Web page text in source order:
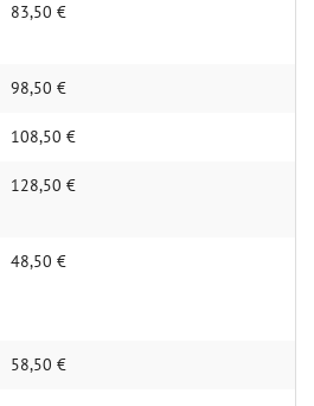
83,50 €
98,50 €
108,50 €
128,50 €
48,50 €
58,50 €